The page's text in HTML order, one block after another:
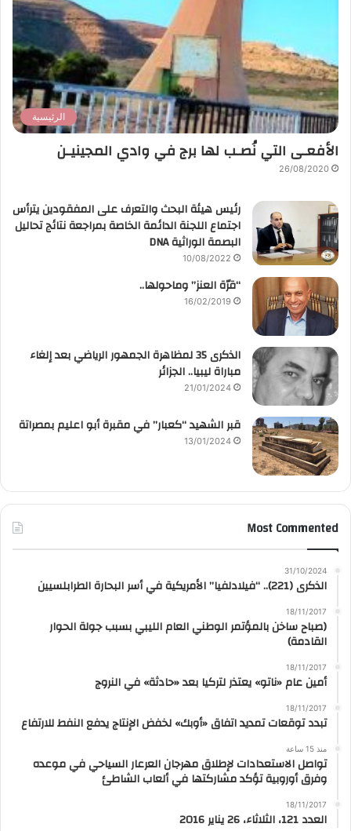
الرئيسية
الأفعـى التي نُصـب لها برج في وادي المجينيـن
26/08/2020
رئيس هيئة البحث والتعرف على المفقودين يترأس
اجتماع اللجنة الدائمة الخاصة بمراجعة نتائج تحاليل
البصمة الوراثية DNA
10/08/2022
“قرّة العنز” وماحولها..
16/02/2019
الذكرى 35 لمظاهرة الجمهور الرياضي بعد إلغاء
مباراة ليبيا.. الجزائر
21/01/2024
قبر الشهيد “كعبار” في مقبرة أبو اعليم بمصراتة
13/01/2024
Most Commented
31/10/2024
الذكرى (221).. “فيلادلفيا” الأمريكية في أسر البحارة الطرابلسيين
18/11/2017
(صباح ساخن بالمؤتمر الوطني العام الليبي بسبب جولة الحوار
القادمة)
18/11/2017
أمين عام «ناتو» يعتذر لتركيا بعد «حادثة» في النروج
18/11/2017
تبدد توقعات تمديد اتفاق «أوبك» لخفض الإنتاج يدفع النفط للارتفاع
منذ 15 ساعة
تواصل الاستعدادات لإطلاق مهرجان العرعار السياحي في موعده
وفرق أوروبية تؤكد مشاركتها في ألعاب الشاطئ
18/11/2017
العدد 121، الثلاثاء، 26 يناير 2016